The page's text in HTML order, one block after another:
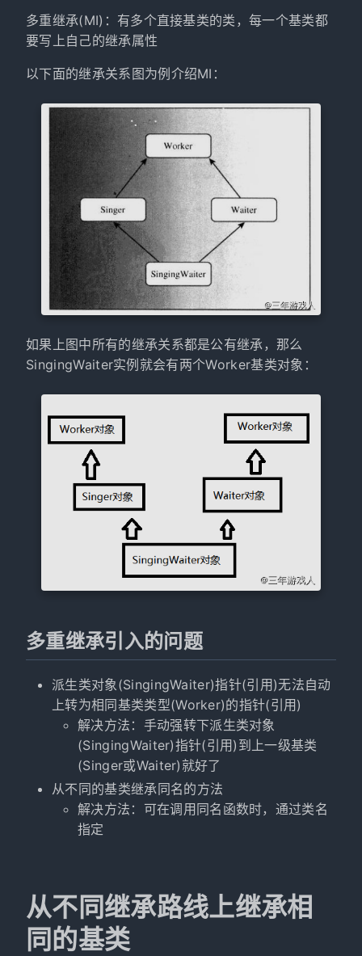
多重继承(MI)：有多个直接基类的类，每一个基类都
要写上自己的继承属性
以下面的继承关系图为例介绍MI：
如果上图中所有的继承关系都是公有继承，那么
SingingWaiter实例就会有两个Worker基类对象：
多重继承引入的问题
派生类对象(SingingWaiter)指针(引用)无法自动
上转为相同基类类型(Worker)的指针(引用)
解决方法：手动强转下派生类对象
(SingingWaiter)指针(引用)到上一级基类
(Singer或Waiter)就好了
从不同的基类继承同名的方法
解决方法：可在调用同名函数时，通过类名
指定
从不同继承路线上继承相
同的基类